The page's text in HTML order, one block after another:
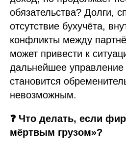
обязательства? Долги,
отсутствие бухучёта,
конфликты между
может привести к
дальнейшее управление
становится
невозможным.
❓ Что делать, если
мёртвым грузом»?